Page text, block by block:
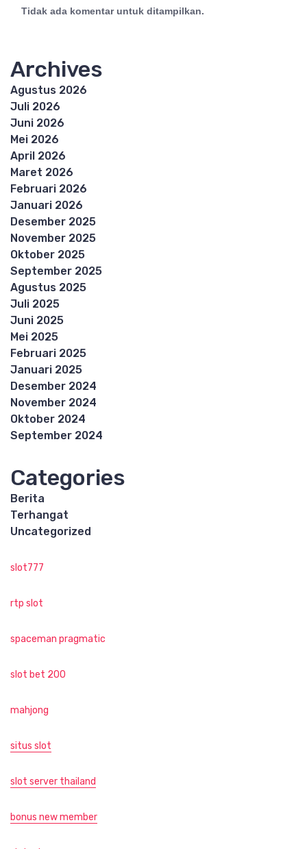
Tidak ada komentar untuk ditampilkan.
Archives
Agustus 2026
Juli 2026
Juni 2026
Mei 2026
April 2026
Maret 2026
Februari 2026
Januari 2026
Desember 2025
November 2025
Oktober 2025
September 2025
Agustus 2025
Juli 2025
Juni 2025
Mei 2025
Februari 2025
Januari 2025
Desember 2024
November 2024
Oktober 2024
September 2024
Categories
Berita
Terhangat
Uncategorized
slot777
rtp slot
spaceman pragmatic
slot bet 200
mahjong
situs slot
slot server thailand
bonus new member